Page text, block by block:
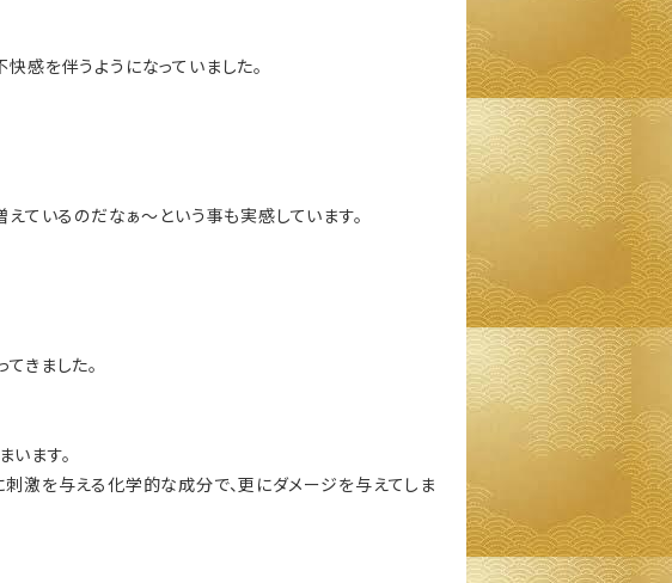
感を伴うようになっていました。
えているのだなぁ～という事も実感しています。
きました。
ます。
激を与える化学的な成分で、更にダメージを与えてしま